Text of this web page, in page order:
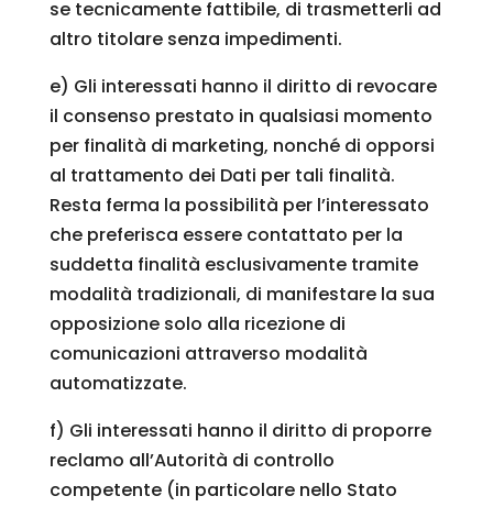
se tecnicamente fattibile, di trasmetterli ad
altro titolare senza impedimenti.
e) Gli interessati hanno il diritto di revocare
il consenso prestato in qualsiasi momento
per finalità di marketing, nonché di opporsi
al trattamento dei Dati per tali finalità.
Resta ferma la possibilità per l’interessato
che preferisca essere contattato per la
suddetta finalità esclusivamente tramite
modalità tradizionali, di manifestare la sua
opposizione solo alla ricezione di
comunicazioni attraverso modalità
automatizzate.
f) Gli interessati hanno il diritto di proporre
reclamo all’Autorità di controllo
competente (in particolare nello Stato